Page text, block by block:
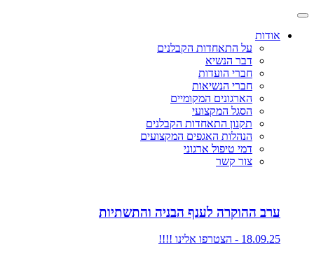
אודות
על התאחדות הקבלנים
דבר הנשיא
חברי הועדות
חברי הנשיאות
הארגונים המקומיים
הסגל המקצועי
תקנון התאחדות הקבלנים
הנהלות האגפים המקצועים
דמי טיפול ארגוני
צור קשר
ערב ההוקרה לענף הבניה והתשתיות
18.09.25 - הצטרפו אלינו !!!!